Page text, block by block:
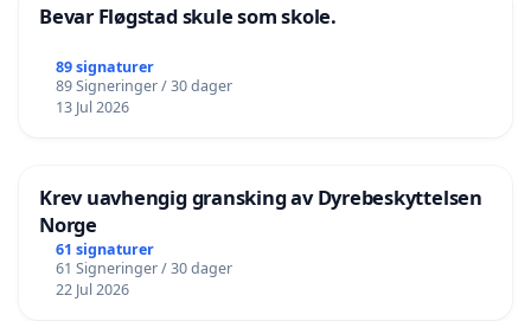
Bevar Fløgstad skule som skole.
89 signaturer
89 Signeringer / 30 dager
13 Jul 2026
Krev uavhengig gransking av Dyrebeskyttelsen
Norge
61 signaturer
61 Signeringer / 30 dager
22 Jul 2026